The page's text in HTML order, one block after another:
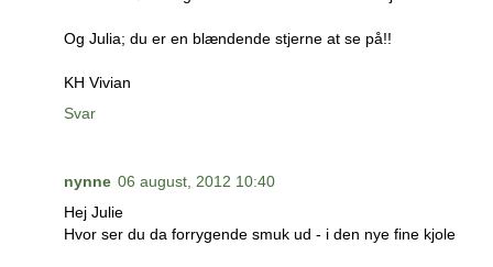
Og Julia; du er en blændende stjerne at se på!!
KH Vivian
Svar
nynne 06 august, 2012 10:40
Hej Julie
Hvor ser du da forrygende smuk ud - i den nye fine kjole